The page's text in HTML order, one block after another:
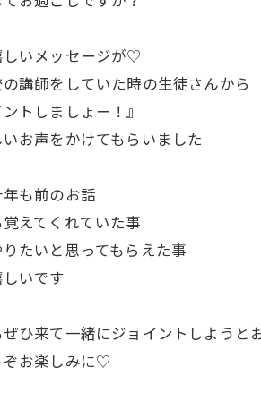
しいメッセージが♡
講師をしていた時の生徒さんから
ントしましょー！』
お声をかけてもらいました
も前のお話
えてくれていた事
たいと思ってもらえた事
いです
ひ来て一緒にジョイントしようと
ぞお楽しみに♡